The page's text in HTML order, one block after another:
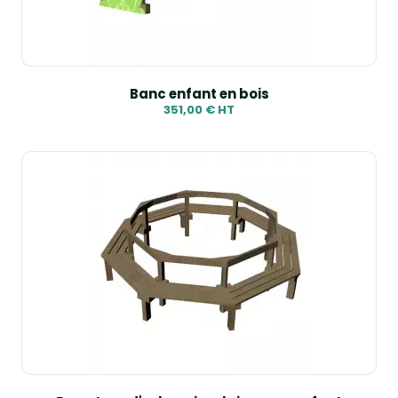
Banc enfant en bois
351,00 € HT